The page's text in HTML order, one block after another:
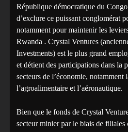
République démocratique du
d’exclure ce puissant conglomérat
notamment pour maintenir les
Rwanda . Crystal Ventures
Investments) est le plus grand
et détient des participations dans la
secteurs de l’économie, notamment
l’agroalimentaire et l’aéronautique.
Bien que le fonds de Crystal
secteur minier par le biais de